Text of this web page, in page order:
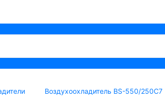
Воздухоохладитель BS-550/250C7